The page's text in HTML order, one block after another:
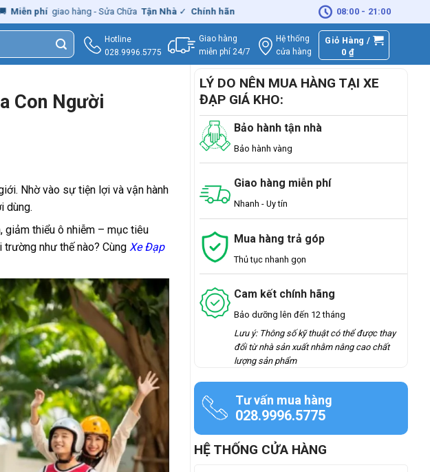
hàng - Sửa Chữa Tận Nhà ✓ Chính hãng – Xuất VAT Miễn phí giao hàng - Sửa
08:00 - 21:00
Hotline
028.9996.5775
Giao hàng
miễn phí 24/7
Hệ thống
cửa hàng
Giỏ Hàng /
0 ₫
Con Người
Nhờ vào sự tiện lợi và vận hành
dùng.
thiểu ô nhiễm – mục tiêu
như thế nào? Cùng Xe Đạp
LÝ DO NÊN MUA HÀNG TẠI XE
ĐẠP GIÁ KHO:
Bảo hành tận nhà
Bảo hành vàng
Giao hàng miễn phí
Nhanh - Uy tín
Mua hàng trả góp
Thủ tục nhanh gọn
Cam kết chính hãng
Bảo dưỡng lên đến 12 tháng
Lưu ý: Thông số kỹ thuật có thể được thay
đổi từ nhà sản xuất nhằm nâng cao chất
lượng sản phẩm
Tư vấn mua hàng
028.9996.5775
HỆ THỐNG CỬA HÀNG